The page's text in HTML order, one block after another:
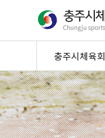
충주시체육회
인사말
연혁
체육관련법령
재정보고